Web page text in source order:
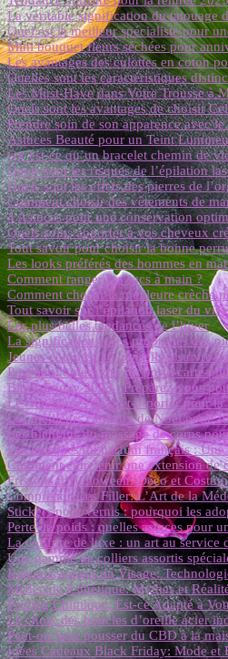
La véritable signification du tatouage
Quel est le meilleur spécialiste pour
Mini bouquet fleurs séchées pour
Les avantages des culottes en coton
Quelles sont les caractéristiques
Les Must-Have dans Votre Trousse à
Quels sont les avantages de choisir
Prendre soin de son apparence avec
Astuces Beauté pour un Teint
Qu’est-ce qu’un bracelet chemin de
Quels sont les risques de l’épilation
Quels sont les effets des pierres de
Comment choisir des vêtements de
4 Astuces pour une conservation
Quels soins apporter à vos cheveux
Tout savoir pour choisir la bonne
Les looks préférés des hommes en
Comment ranger ses sacs à main ?
Comment choisir la meilleure crèche
Tout savoir sur l’épilation laser du
Les plus belles tendances de l’hiver
La signification et les propriétés des
Jeunes couples: 10 conseils à suivre
Pourquoi opter pour un porte-carte
Black Friday 2023 : Préparez-vous
Les tendances du prêt-à-porter pour
Les meilleurs cadeaux de Noël pour
Les bienfaits du massage de corps
Les marques du parfum français :
Comment entretenir une extension de
Frissons d’Halloween: Déco et
Comprendre les Filler: L’Art de la
Stickers pour vernis : pourquoi les
Perte de poids : quelles astuces pour
La coiffure de luxe : un art au service
Une gamme de colliers assortis
Rajeunissement du Visage:
Médecine Esthétique: Mythes et
Peeling Chimique: Est-ce Adapté à
Le choix des boucles d’oreille acier
Peut-on faire pousser du CBD à la
Idées Cadeaux Black Friday: Mode et